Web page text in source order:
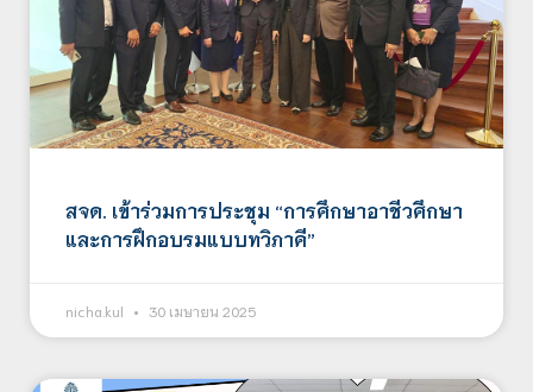
สจด. เข้าร่วมการประชุม “การศึกษาอาชีวศึกษา
และการฝึกอบรมแบบทวิภาคี”
nicha.kul 30 เมษายน 2025